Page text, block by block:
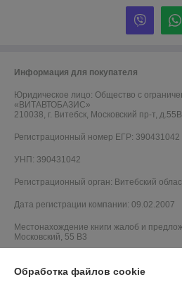
Информация для покупателя
Юридическое лицо: Общество с
«ВИТАВТОБАЗИС»
210038, г. Витебск, Московский пр-т,
Регистрационный номер ЕГР: 390431042
УНП: 390431042
Регистрационный орган: Витебский
Дата регистрации компании: 09.02.2007
Местонахождение книги жалоб и
Московский, 55 B3
Обработка файлов cookie